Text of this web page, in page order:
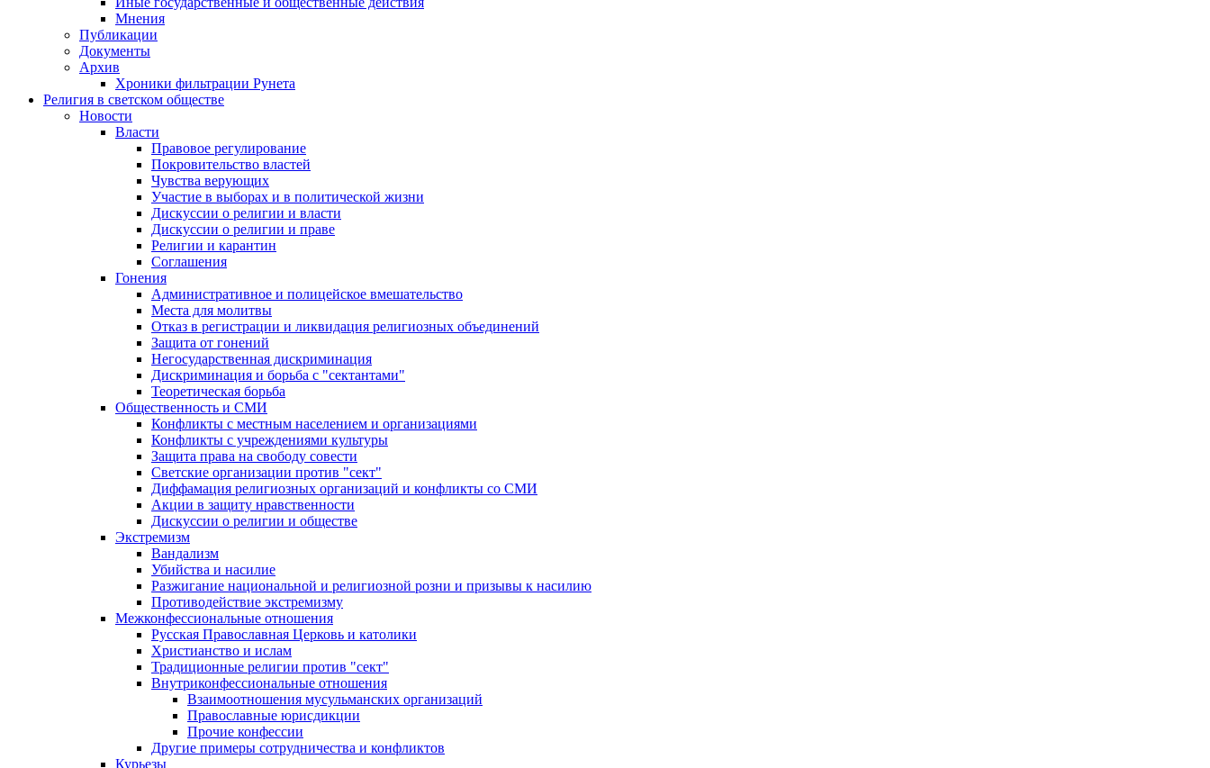
Мнения
Публикации
Документы
Архив
Хроники фильтрации Рунета
Религия в светском обществе
Новости
Власти
Правовое регулирование
Покровительство властей
Чувства верующих
Участие в выборах и в политической жизни
Дискуссии о религии и власти
Дискуссии о религии и праве
Религии и карантин
Соглашения
Гонения
Административное и полицейское вмешательство
Места для молитвы
Отказ в регистрации и ликвидация религиозных объединений
Защита от гонений
Негосударственная дискриминация
Дискриминация и борьба с "сектантами"
Теоретическая борьба
Общественность и СМИ
Конфликты с местным населением и организациями
Конфликты с учреждениями культуры
Защита права на свободу совести
Светские организации против "сект"
Диффамация религиозных организаций и конфликты со СМИ
Акции в защиту нравственности
Дискуссии о религии и обществе
Экстремизм
Вандализм
Убийства и насилие
Разжигание национальной и религиозной розни и призывы к насилию
Противодействие экстремизму
Межконфессиональные отношения
Русская Православная Церковь и католики
Христианство и ислам
Традиционные религии против "сект"
Внутриконфессиональные отношения
Взаимоотношения мусульманских организаций
Православные юрисдикции
Прочие конфессии
Другие примеры сотрудничества и конфликтов
Курьезы